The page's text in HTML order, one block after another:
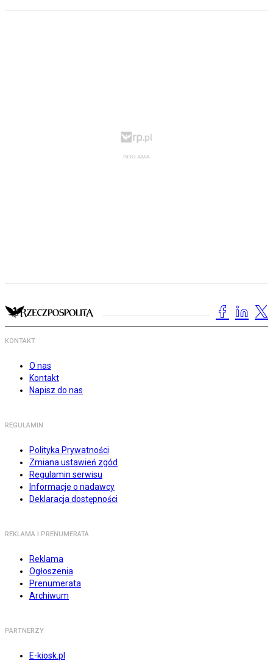
KONTAKT
O nas
Kontakt
Napisz do nas
REGULAMIN
Polityka Prywatności
Zmiana ustawień zgód
Regulamin serwisu
Informacje o nadawcy
Deklaracja dostępności
REKLAMA I PRENUMERATA
Reklama
Ogłoszenia
Prenumerata
Archiwum
PARTNERZY
E-kiosk.pl